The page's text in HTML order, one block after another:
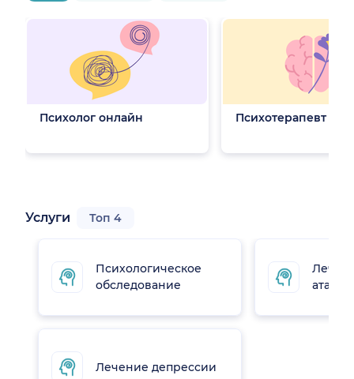
Психолог онлайн Психотерапевт
Услуги Топ 4
Психологическое
обследование
Лечение депрессии
атак